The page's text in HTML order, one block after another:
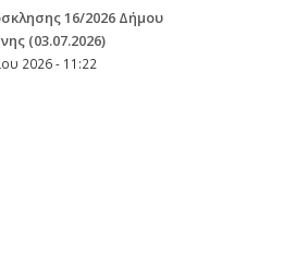
16/2026 Δήμου
(03.07.2026)
2026 - 11:22